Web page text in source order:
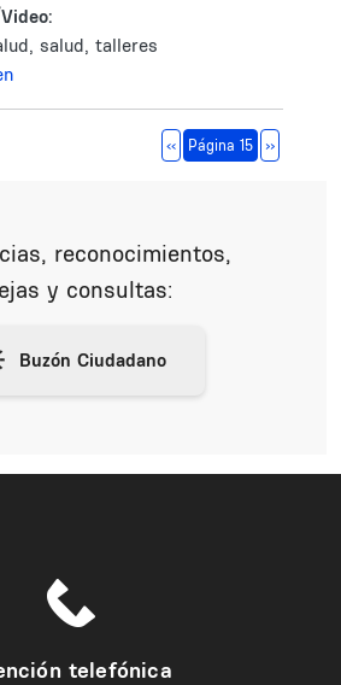
salud, talleres
Página anterior
‹‹ Página 15 Siguiente
››
reconocimientos,
y consultas:
telefónica